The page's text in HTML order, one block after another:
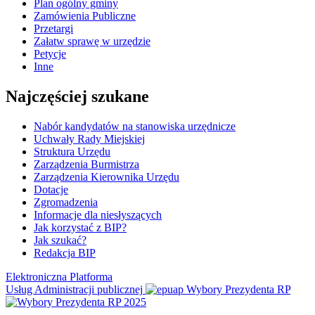
Plan ogólny gminy
Zamówienia Publiczne
Przetargi
Załatw sprawę w urzędzie
Petycje
Inne
Najczęściej szukane
Nabór kandydatów na stanowiska urzędnicze
Uchwały Rady Miejskiej
Struktura Urzędu
Zarządzenia Burmistrza
Zarządzenia Kierownika Urzędu
Dotacje
Zgromadzenia
Informacje dla niesłyszących
Jak korzystać z BIP?
Jak szukać?
Redakcja BIP
Elektroniczna Platforma
Usług Administracji publicznej
Wybory Prezydenta RP